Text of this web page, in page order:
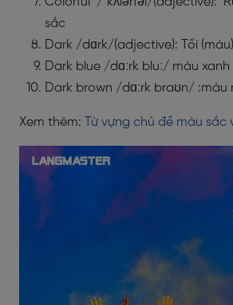
sắc
Dark /dɑrk/(adjective): Tối (màu)
Dark blue /dɑːrk bluː/ màu
Dark brown /dɑːrk braʊn/ :màu
Xem thêm: Từ vựng chủ đề màu